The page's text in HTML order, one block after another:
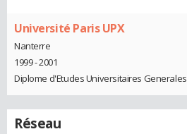
Université Paris UPX
Nanterre
1999 - 2001
Diplome d'Etudes Universitaires Generales
Réseau